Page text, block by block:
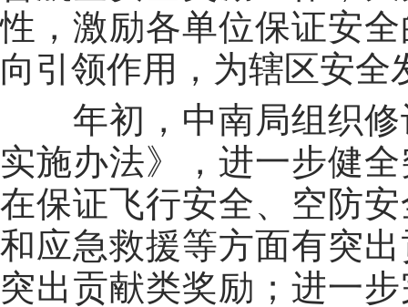
性，激励各单位保证安
向引领作用，为辖区安全
年初，中南局组织修
实施办法》，进一步健
在保证飞行安全、空防
和应急救援等方面有突
突出贡献类奖励；进一